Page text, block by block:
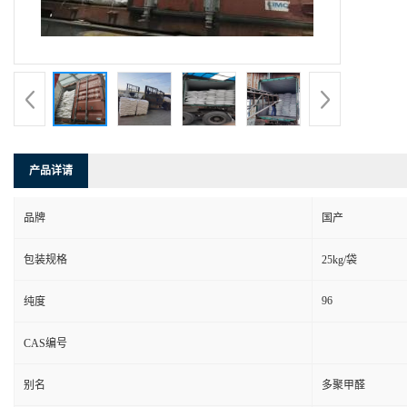
产品详请
品牌 国产
包装规格 25kg/袋
纯度 96
CAS编号
别名 多聚甲醛